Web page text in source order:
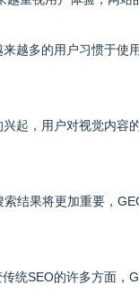
越多的用户习惯于
起，用户对视觉内
结果将更加重要，
统SEO的许多方面